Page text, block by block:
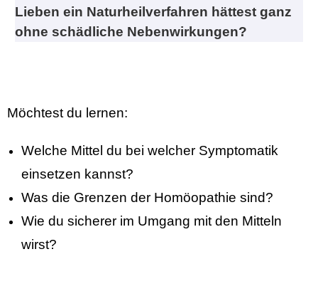
Lieben ein Naturheilverfahren hättest ganz
ohne schädliche Nebenwirkungen?
Möchtest du lernen:
Welche Mittel du bei welcher Symptomatik
einsetzen kannst?
Was die Grenzen der Homöopathie sind?
Wie du sicherer im Umgang mit den Mitteln
wirst?